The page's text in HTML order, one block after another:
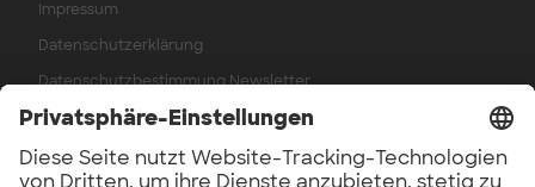
Impressum
Datenschutzerklärung
Datenschutzbestimmung Newsletter
AGB
Widerrufsbelehrung